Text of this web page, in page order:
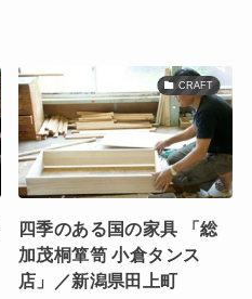
CRAFT
四季のある国の家具 「総
加茂桐箪笥 小倉タンス
店」／新潟県田上町